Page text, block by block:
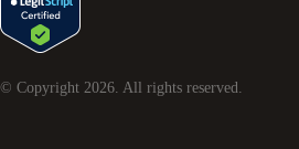
© Copyright 2026 . All rights reserved.